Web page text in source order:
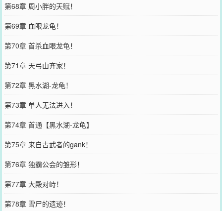
第68章 周小胖的天赋！
第69章 血眼龙龟！
第70章 首杀血眼龙龟！
第71章 天弓山齐家！
第72章 黑水湖-龙龟！
第73章 单人无法进入！
第74章 首通【黑水湖-龙龟】
第75章 来自古武者的gank！
第76章 独霸公会的雏形！
第77章 大殿对峙！
第78章 雪尸的遗迹！